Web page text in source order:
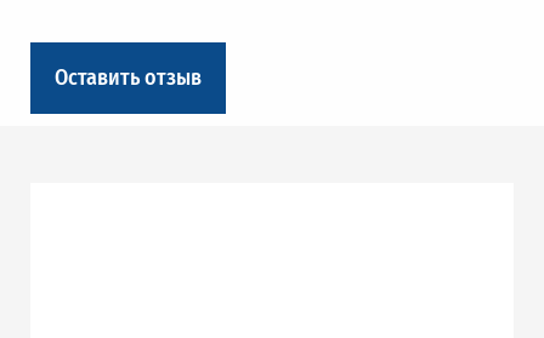
Оставить отзыв